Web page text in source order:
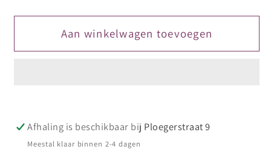
voor
Gellak
ml
voor
DIVA
Gellak
ml
Aan winkelwagen toevoegen
Afhaling is beschikbaar bij Ploegerstraat 9
Meestal klaar binnen 2-4 dagen